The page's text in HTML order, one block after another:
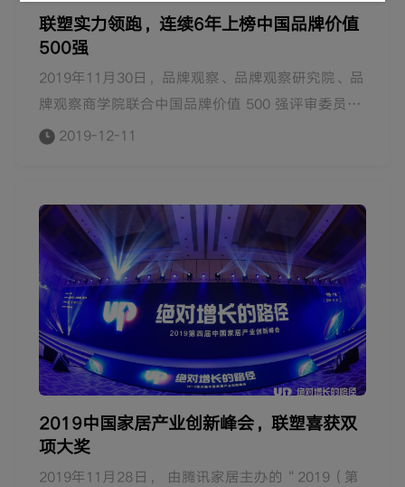
联塑实力领跑，连续6年上榜中国品牌价值
500强
2019年11月30日，品牌观察、品牌观察研究院、品
牌观察商学院联合中国品牌价值 500 强评审委员会
在郑州揭晓第十三届中国品牌价值 500 强榜单。中
相较2018年榜值304.82亿元品牌价值实现43.75亿
元大幅增长。
2019-12-11
2019中国家居产业创新峰会，联塑喜获双
项大奖
2019年11月28日， 由腾讯家居主办的“2019（第